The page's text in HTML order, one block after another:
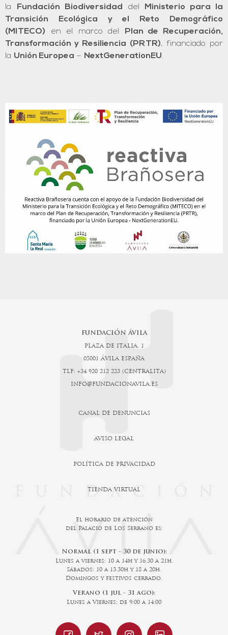
la
Fundación Biodiversidad del
Ministerio para la
Transición Ecológica y el Reto Demográfico
(MITECO) en el marco del
Plan de Recuperación,
Transformación y Resiliencia (PRTR), financiado por
la Unión Europea – NextGenerationEU.
FUNDACIÓN ÁVILA
PLAZA DE ITALIA, 1
05001 ÁVILA ESPAÑA
TLF: +34 920 212 223 (CENTRALITA)
INFO@FUNDACIONAVILA.ES
CANAL DE DENUNCIAS
AVISO LEGAL
POLÍTICA DE PRIVACIDAD
TIENDA VIRTUAL
El horario de atención
del Palacio de Los Serrano es:
Normal (1 sept - 30 de junio):
Lunes a viernes: 10 a 14h y 16.30 a 21h.
Sábados: 10 a 13.30h y 18 a 20h.
Domingos y festivos cerrado.
Verano (1 jul - 31 ago):
Lunes a Viernes: de 9:00 a 14:00